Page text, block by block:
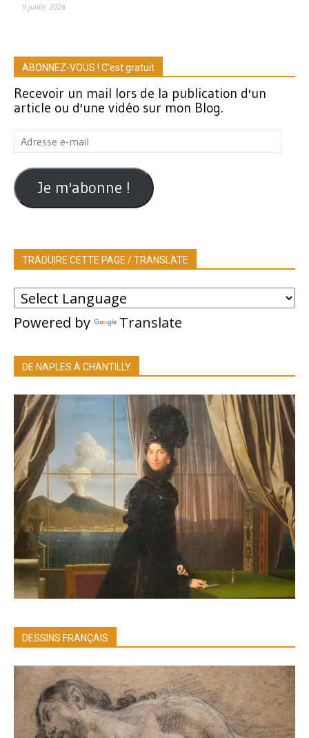
9 juillet 2026
ABONNEZ-VOUS ! C'est gratuit
Recevoir un mail lors de la publication d'un
article ou d'une vidéo sur mon Blog.
Adresse
e-
mail
Je m'abonne !
TRADUIRE CETTE PAGE / TRANSLATE
Powered by Translate
DE NAPLES À CHANTILLY
DESSINS FRANÇAIS